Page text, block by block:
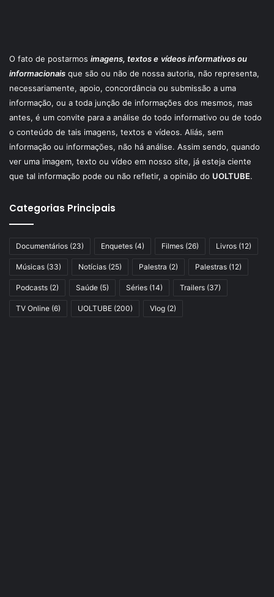
O fato de postarmos imagens, textos e vídeos informativos ou
informacionais que são ou não de nossa autoria, não representa,
necessariamente, apoio, concordância ou submissão a uma
informação, ou a toda junção de informações dos mesmos, mas
antes, é um convite para a análise do todo informativo ou de todo
o conteúdo de tais imagens, textos e vídeos. Aliás, sem
informação ou informações, não há análise. Assim sendo, quando
ver uma imagem, texto ou vídeo em nosso site, já esteja ciente
que tal informação pode ou não refletir, a opinião do UOLTUBE.
Categorias Principais
Documentários (23) Enquetes (4) Filmes (26) Livros (12)
Músicas (33) Notícias (25) Palestra (2) Palestras (12)
Podcasts (2) Saúde (5) Séries (14) Trailers (37)
TV Online (6) UOLTUBE (200) Vlog (2)